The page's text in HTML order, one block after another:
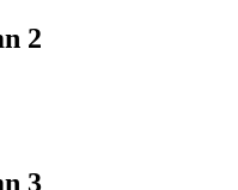
2
3